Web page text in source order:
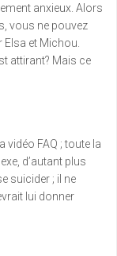
anxieux. Alors
vous ne pouvez
et Michou.
attirant? Mais ce
vidéo FAQ ; toute la
d’autant plus
suicider ; il ne
lui donner